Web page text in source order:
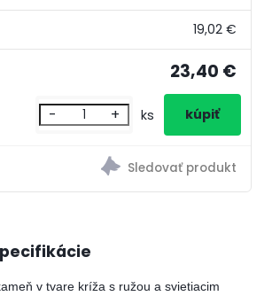
19,02 €
23,40 €
- + ks
v tvare kríža s ružou a svietiacim